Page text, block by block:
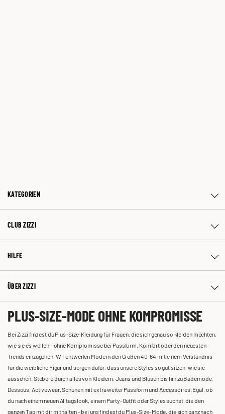
KATEGORIEN
CLUB ZIZZI
HILFE
ÜBER ZIZZI
PLUS-SIZE-MODE OHNE KOMPROMISSE
Bei Zizzi findest du Plus-Size-Kleidung für Frauen, die sich genau so kleiden möchten,
wie sie es wollen – ohne Kompromisse bei Passform, Komfort oder den neuesten
Trends einzugehen. Wir entwerfen Mode in den Größen 40-64 mit einem Verständnis
für die weibliche Figur und sorgen dafür, dass unsere Styles so gut sitzen, wie sie
aussehen. Stöbere durch alles von Kleidern, Jeans und Blusen bis hin zu Bademode,
Dessous, Activewear, Schuhen mit extra weiter Passform und Accessoires. Egal, ob
du nach einem neuen Alltagslook, einem Party-Outfit oder Styles suchst, die den
ganzen Tag mit dir mithalten – bei uns findest du Plus-Size-Mode, die sich ganz nach